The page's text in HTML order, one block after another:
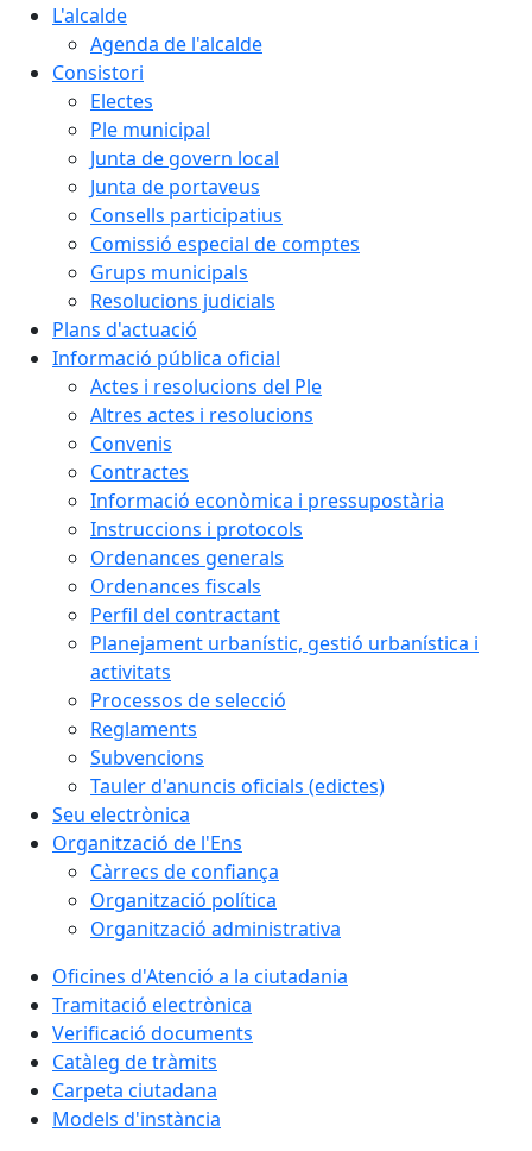
L'alcalde
Agenda de l'alcalde
Consistori
Electes
Ple municipal
Junta de govern local
Junta de portaveus
Consells participatius
Comissió especial de comptes
Grups municipals
Resolucions judicials
Plans d'actuació
Informació pública oficial
Actes i resolucions del Ple
Altres actes i resolucions
Convenis
Contractes
Informació econòmica i pressupostària
Instruccions i protocols
Ordenances generals
Ordenances fiscals
Perfil del contractant
Planejament urbanístic, gestió urbanística i
activitats
Processos de selecció
Reglaments
Subvencions
Tauler d'anuncis oficials (edictes)
Seu electrònica
Organització de l'Ens
Càrrecs de confiança
Organització política
Organització administrativa
Oficines d'Atenció a la ciutadania
Tramitació electrònica
Verificació documents
Catàleg de tràmits
Carpeta ciutadana
Models d'instància